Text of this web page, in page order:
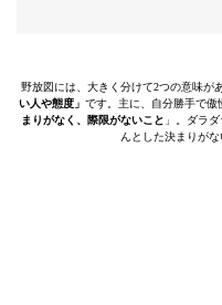
野放図には、大きく分けて2つの意味が
い人や態度」 です。主に、自分勝手で傲
まりがなく、際限がないこと 」。ダラ
んとした決まりがな